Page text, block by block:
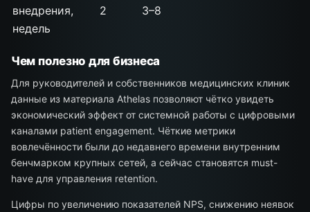
внедрения,
недель
2 3–8
Чем полезно для бизнеса
Для руководителей и собственников медицинских клиник
данные из материала Athelas позволяют чётко увидеть
экономический эффект от системной работы с цифровыми
каналами patient engagement. Чёткие метрики
вовлечённости были до недавнего времени внутренним
бенчмарком крупных сетей, а сейчас становятся must-
have для управления retention.
Цифры по увеличению показателей NPS, снижению неявок